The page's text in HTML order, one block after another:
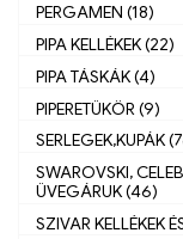
PERGAMEN (18)
PIPA KELLÉKEK (22)
PIPA TÁSKÁK (4)
PIPERETÜKÖR (9)
SERLEGEK,KUPÁK
SWAROVSKI,
ÜVEGÁRUK (46)
SZIVAR KELLÉKEK